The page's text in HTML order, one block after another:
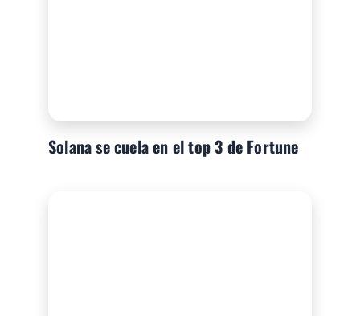
Solana se cuela en el top 3 de Fortune